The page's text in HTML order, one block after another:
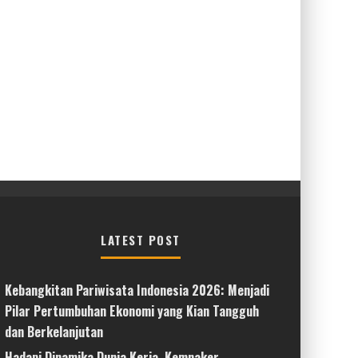
LATEST POST
Kebangkitan Pariwisata Indonesia 2026: Menjadi
Pilar Pertumbuhan Ekonomi yang Kian Tangguh
dan Berkelanjutan